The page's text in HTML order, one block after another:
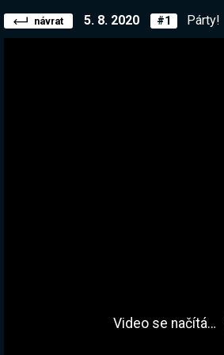
návrat 5. 8. 2020 #1 Párty!
Video se načítá…